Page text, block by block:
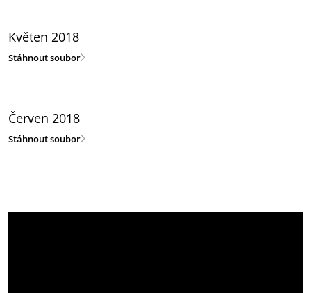
Květen 2018
Stáhnout soubor
Červen 2018
Stáhnout soubor